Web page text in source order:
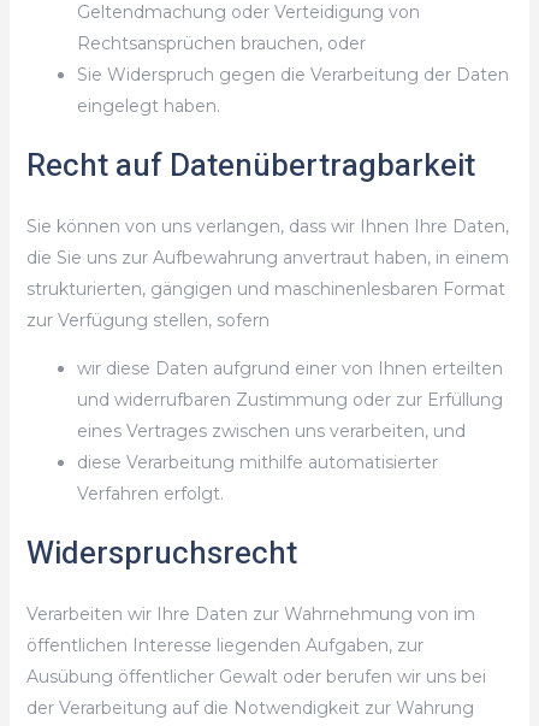
Geltendmachung oder Verteidigung von
Rechtsansprüchen brauchen, oder
Sie Widerspruch gegen die Verarbeitung der Daten
eingelegt haben.
Recht auf Datenübertragbarkeit
Sie können von uns verlangen, dass wir Ihnen Ihre Daten,
die Sie uns zur Aufbewahrung anvertraut haben, in einem
strukturierten, gängigen und maschinenlesbaren Format
zur Verfügung stellen, sofern
wir diese Daten aufgrund einer von Ihnen erteilten
und widerrufbaren Zustimmung oder zur Erfüllung
eines Vertrages zwischen uns verarbeiten, und
diese Verarbeitung mithilfe automatisierter
Verfahren erfolgt.
Widerspruchsrecht
Verarbeiten wir Ihre Daten zur Wahrnehmung von im
öffentlichen Interesse liegenden Aufgaben, zur
Ausübung öffentlicher Gewalt oder berufen wir uns bei
der Verarbeitung auf die Notwendigkeit zur Wahrung